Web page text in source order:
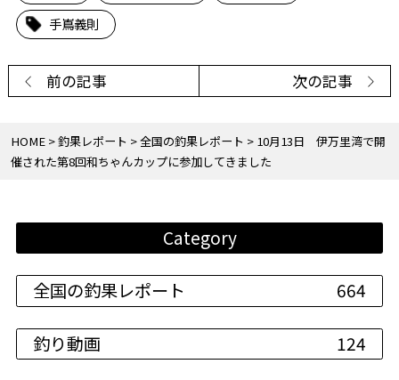
Category
全国の釣果レポート 664
釣り動画 124
HOME 釣果レポート 全国の釣果レポート
10月13日 伊万里湾で開
催された第8回和ちゃんカップに参加してきました
手嶌義則
前の記事 次の記事